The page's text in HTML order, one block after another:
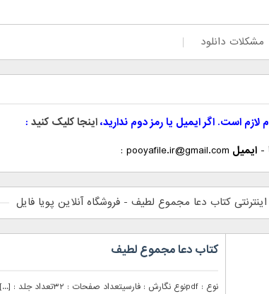
مشکلات دانلود
است. اگر ایمیل یا رمز دوم ندارید،اینجا کلیک کنید
- ایمیل pooyafile.ir@gmail.com
اینترنتی کتاب دعا مجموع لطیف - فروشگاه آنلاین پویا فایل
کتاب دعا مجموع لطیف
نوع : pdfنوع نگارش : فارسیتعداد صفحات : ۳۲تعداد جلد : [...]